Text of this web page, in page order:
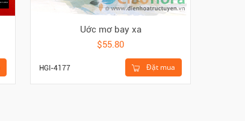
Uớc mơ bay xa
$55.80
Đặt mua
HGI-4177